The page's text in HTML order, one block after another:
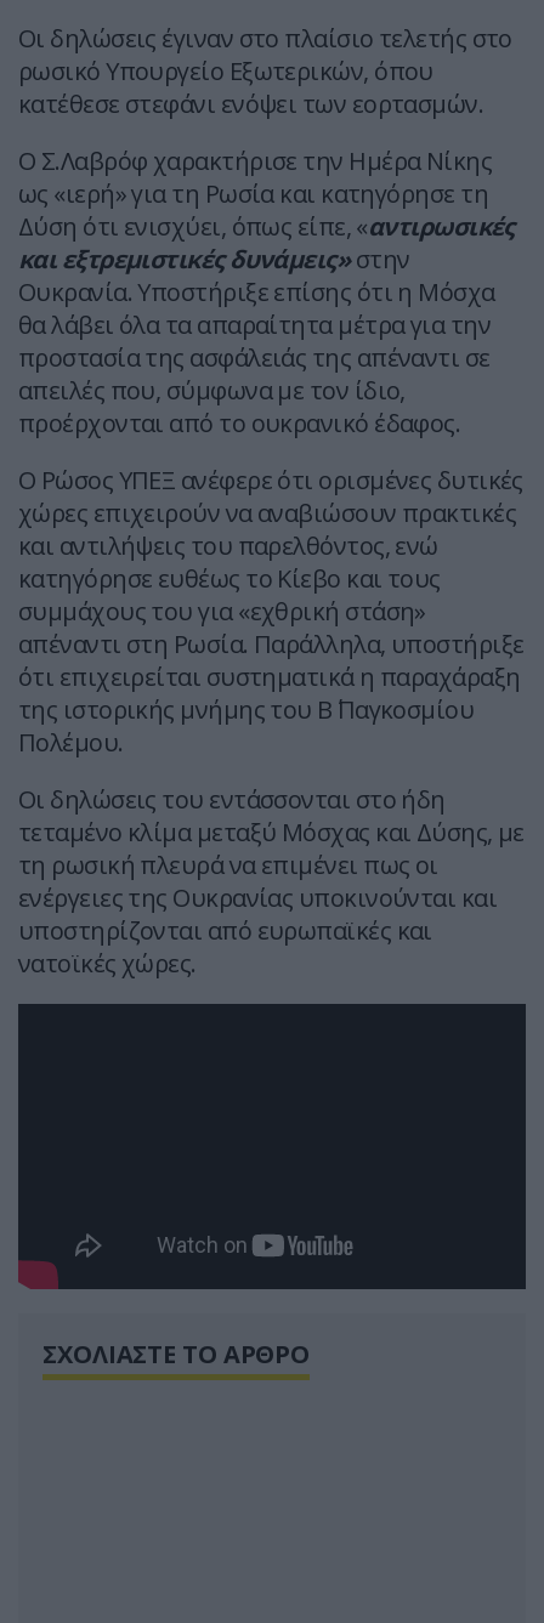
Οι δηλώσεις έγιναν στο πλαίσιο τελετής στο
ρωσικό Υπουργείο Εξωτερικών, όπου
κατέθεσε στεφάνι ενόψει των εορτασμών.
Ο Σ.Λαβρόφ χαρακτήρισε την Ημέρα Νίκης
ως «ιερή» για τη Ρωσία και κατηγόρησε τη
Δύση ότι ενισχύει, όπως είπε, «αντιρωσικές
και εξτρεμιστικές δυνάμεις» στην
Ουκρανία. Υποστήριξε επίσης ότι η Μόσχα
θα λάβει όλα τα απαραίτητα μέτρα για την
προστασία της ασφάλειάς της απέναντι σε
απειλές που, σύμφωνα με τον ίδιο,
προέρχονται από το ουκρανικό έδαφος.
Ο Ρώσος ΥΠΕΞ ανέφερε ότι ορισμένες δυτικές
χώρες επιχειρούν να αναβιώσουν πρακτικές
και αντιλήψεις του παρελθόντος, ενώ
κατηγόρησε ευθέως το Κίεβο και τους
συμμάχους του για «εχθρική στάση»
απέναντι στη Ρωσία. Παράλληλα, υποστήριξε
ότι επιχειρείται συστηματικά η παραχάραξη
της ιστορικής μνήμης του Β΄ Παγκοσμίου
Πολέμου.
Οι δηλώσεις του εντάσσονται στο ήδη
τεταμένο κλίμα μεταξύ Μόσχας και Δύσης, με
τη ρωσική πλευρά να επιμένει πως οι
ενέργειες της Ουκρανίας υποκινούνται και
υποστηρίζονται από ευρωπαϊκές και
νατοϊκές χώρες.
ΣΧΟΛΙΑΣΤΕ ΤΟ ΑΡΘΡΟ